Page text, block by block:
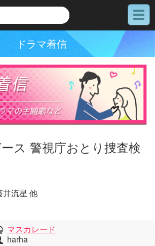
メ
ニ
ドラマ着信
ス 警視庁おとり捜査検
井流星 他
マスカレード
harha